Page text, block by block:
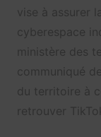
vise à assurer
cyberespace
ministère des
communiqué
du territoire à
retrouver